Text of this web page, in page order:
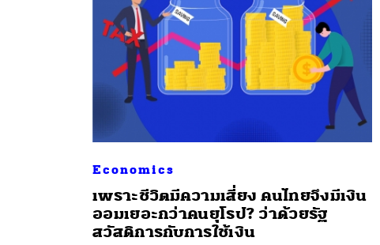
Economics
เพราะชีวิตมีความเสี่ยง คนไทยจึงมีเงิน
ออมเยอะกว่าคนยุโรป? ว่าด้วยรัฐ
สวัสดิการกับการใช้เงิน